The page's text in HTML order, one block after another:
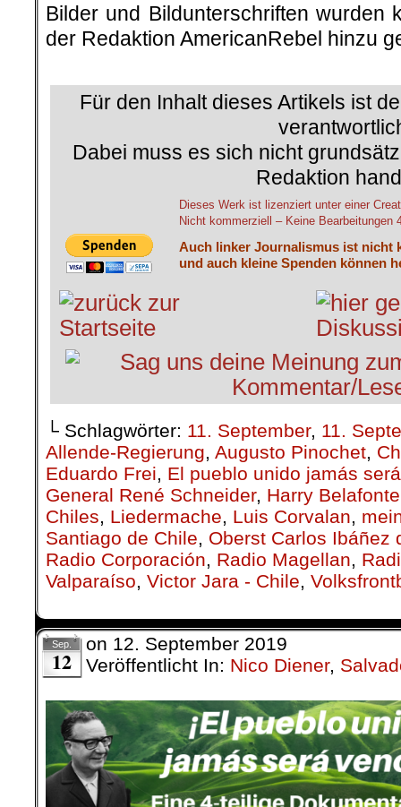
Bilder und Bildunterschriften wurden
der Redaktion AmericanRebel hinzu
Für den Inhalt dieses Artikels ist
Dabei muss es sich nicht
Redaktion
Dieses Werk ist lizenziert unter einer
Nicht kommerziell – Keine Bearbeitungen
Auch linker Journalismus ist nicht
und auch kleine Spenden können
└ Schlagwörter: 11. September, 11.
Allende-Regierung, Augusto Pinochet,
Eduardo Frei, El pueblo unido jamás
General René Schneider, Harry Belafonte
Chiles, Lieder­mache, Luis Corvalan,
Santiago de Chile, Oberst Carlos Ibáñez
Radio Corporación, Radio Magellan,
Valparaíso, Victor Jara - Chile,
Sep.
12
on 12. September 2019
Veröffentlicht In: Nico Diener,